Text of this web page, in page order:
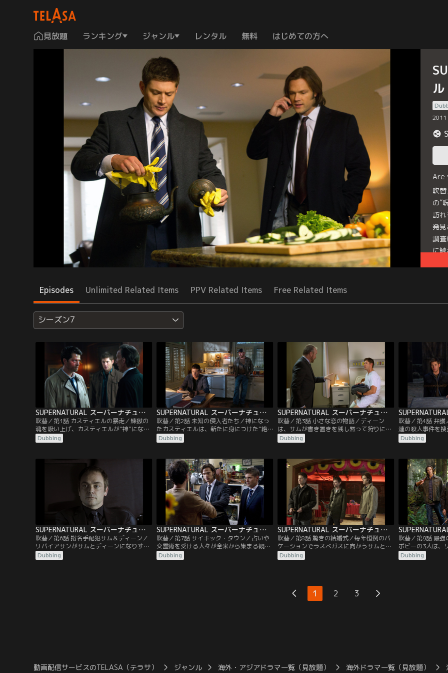
見放題 ランキング ジャンル レンタル 無料 はじめての方へ
2011
Are
吹
の“
訪
発
調
に
Episodes Unlimited Related Items PPV Related Items Free Related Items
シーズン7
SUPERNATURAL スーパーナチュラル シーズン7 第01話／吹替
吹替／第1話 カスティエルの暴走／煉獄の
魂を吸い上げ、カスティエルが“神”にな
る。彼は、サム、ディーン、ボビーの3人
を殺しこそしないが、神の仕事を邪魔する
にしたカスティエルが“世直し”と称して暴
走する姿を目の当たりにしたディーンは、
死の騎士を操り彼を殺害しようと企む。だ
が、カスティエルの方が一枚上手だった。
Dubbing
SUPERNATURAL スーパーナチュラル シーズン7 第02話／吹替
吹替／第2話 未知の侵入者たち／神になっ
たカスティエルは、新たに身につけた“絶
対的な力”の重みに苦しんでいる。そし
て、再び幻覚を見始めたサムは地獄にいた
幻覚の区別がつかなくなっている。カステ
ィエルと戦い、サムを常に現実に引き戻そ
うとするディーンと、彼を最大限にバック
アップするボビー。だが、彼らの前に…。
Dubbing
SUPERNATURAL スーパーナチュラル シーズン7 第03話／吹替
吹替／第3話 小さな恋の物語／ディーン
は、サムが書き置きを残し黙って狩りに出
たのを知り激怒する。サムは、十数年前に
自分が関わった事件とそっくりの記事を新
いた。犯人は、予想どおりエイミーだっ
た。サムが中学の頃に出会った少女エイミ
ーは、今、母となって彼の前に現れる。
Dubbing
吹替／第4話 弁
連の殺人事件を
ンは、それらの
に気づく。被害
れ死刑を宣告さ
はエジプトの冥
が、ディーン自
弁護を買って出
Dubbing
SUPERNATURAL スーパーナチュラル シーズン7 第06話／吹替
吹替／第6話 指名手配犯サム＆ディーン／
リバイアサンがサムとディーンになりすま
し大虐殺を行い、全米を恐怖に陥れる。ま
たしても“凶悪犯のお尋ね者”となった二
Dubbing
SUPERNATURAL スーパーナチュラル シーズン7 第07話／吹替
吹替／第7話 サイキック・タウン／占いや
交霊術を受ける人々が全米から集まる観光
スポット、リリーデイルという町で霊能者
が怪死する事件が立て続けに起きる。別々
Dubbing
SUPERNATURAL スーパーナチュラル シーズン7 第08話／吹替
吹替／第8話 驚きの結婚式／毎年恒例のバ
ケーションでラスベガスに向かうサムとデ
ィーン。だが、途中でサムがいなくなりデ
ィーンは困惑する。そこにサムからメール
婚すると言う。ディーンは仕方なくガース
というハンターと組んである事件を調査す
Dubbing
吹替／第9話 最
ボビーの3人は、
逃れるためニュ
に身を潜めてい
Dubbing
1 2 3
動画配信サービスのTELASA（テラサ） ジャンル 海外・アジアドラマ一覧（見放題） 海外ドラマ一覧（見放題）